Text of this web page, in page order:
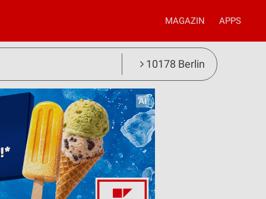
MAGAZIN APPS
10178 Berlin